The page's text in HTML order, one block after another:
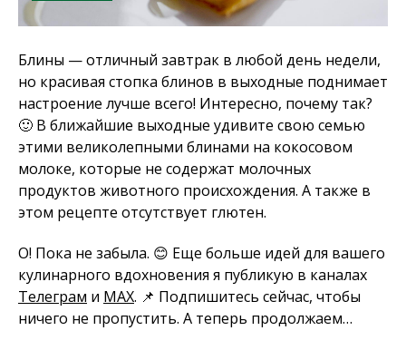
Блины — отличный завтрак в любой день недели,
но красивая стопка блинов в выходные поднимает
настроение лучше всего! Интересно, почему так?
🙂 В ближайшие выходные удивите свою семью
этими великолепными блинами на кокосовом
молоке, которые не содержат молочных
продуктов животного происхождения. А также в
этом рецепте отсутствует глютен.
О! Пока не забыла. 😊 Еще больше идей для вашего
кулинарного вдохновения я публикую в каналах
Телеграм и MAX. 📌 Подпишитесь сейчас, чтобы
ничего не пропустить. А теперь продолжаем…